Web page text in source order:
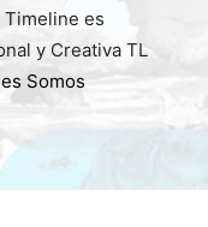
es
y Creativa TL
Somos